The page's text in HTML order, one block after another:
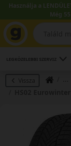
Használja a
Még
LEGKÖZELEBBI SZERVIZ
Vissza